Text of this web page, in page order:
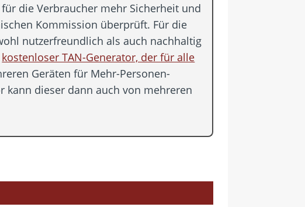
die Verbraucher mehr Sicherheit und
Kommission überprüft. Für die
nutzerfreundlich als auch nachhaltig
kostenloser TAN-Generator, der für alle
Geräten für Mehr-Personen-
kann dieser dann auch von mehreren